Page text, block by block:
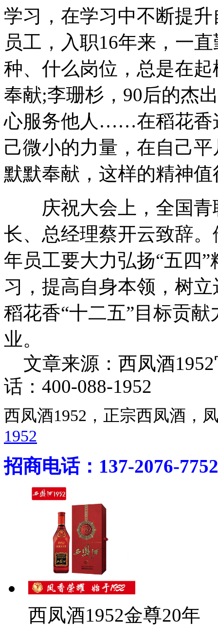
学习，在学习中不断提
员工，入职16年来，一
种、什么岗位，总是在
奉献;李珊杉，90后的杰
心服务他人……在稻花香
己微小的力量，在自己
默默奉献，这样的精神
庆祝大会上，全国青
长、总经理蔡开云致辞
年员工要大力弘扬“五四
习，提高自身本领，树
稻花香“十二五”目标贡
业。
文章来源：西凤酒
话：400-088-1952
西凤酒1952，正宗西凤酒
1952
招商电话：137-2076-7752
西凤酒1952金尊20年